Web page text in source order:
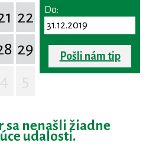
22
29
Do:
Pošli nám tip
sa nenašli žiadne
udalosti.